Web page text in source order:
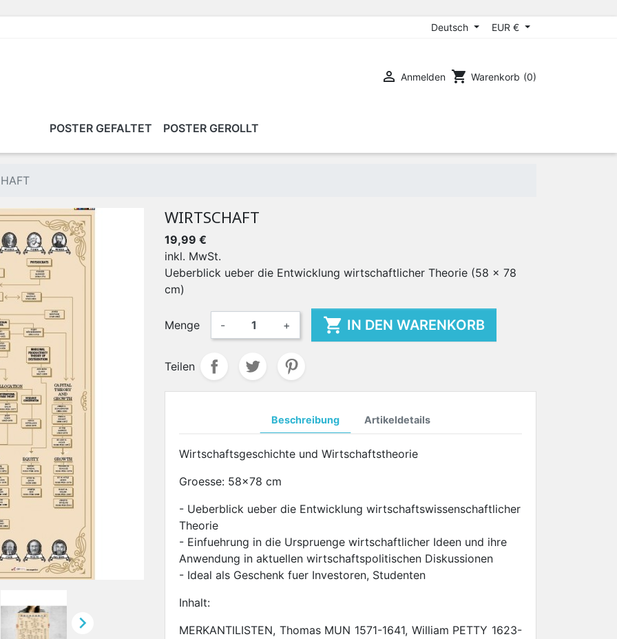
Deutsch EUR €
 Anmelden shopping_cart Warenkorb (0)
POSTER GEFALTET POSTER GEROLLT

WIRTSCHAFT
19,99 €
inkl. MwSt.
Ueberblick ueber die Entwicklung wirtschaftlicher Theorie (58 x 78
cm)
Menge - +  IN DEN WARENKORB
Teilen
Beschreibung Artikeldetails
Wirtschaftsgeschichte und Wirtschaftstheorie
Groesse: 58x78 cm
- Ueberblick ueber die Entwicklung wirtschaftswissenschaftlicher
Theorie
- Einfuehrung in die Urspruenge wirtschaftlicher Ideen und ihre
Anwendung in aktuellen wirtschaftspolitischen Diskussionen
- Ideal als Geschenk fuer Investoren, Studenten
Inhalt:
MERKANTILISTEN, Thomas MUN 1571-1641, William PETTY 1623-